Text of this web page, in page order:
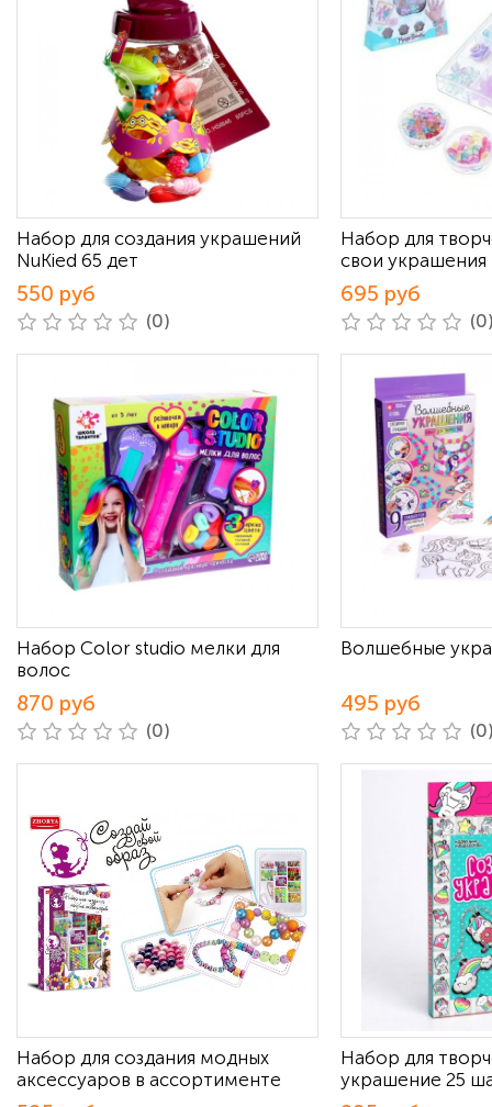
Набор для создания украшений
NuKied 65 дет
550 руб
(0)
Набор для
свои украшения
695 руб
Набор Color studio мелки для
волос
870 руб
(0)
Волшебные
495 руб
Набор для создания модных
аксессуаров в ассортименте
Набор для
украшение 25